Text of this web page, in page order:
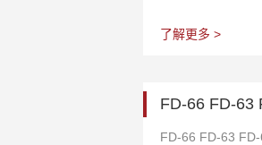
压、磁场和辐射
等多种用途。可
选择多种形式，
了解更多 >
FD-66 FD-63
FD-66 FD-63